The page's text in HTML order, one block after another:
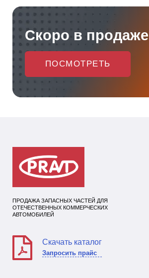
Скоро в продаже
ПОСМОТРЕТЬ
ПРОДАЖА ЗАПАСНЫХ ЧАСТЕЙ ДЛЯ
ОТЕЧЕСТВЕННЫХ КОММЕРЧЕСКИХ
АВТОМОБИЛЕЙ
Скачать каталог
Запросить прайс